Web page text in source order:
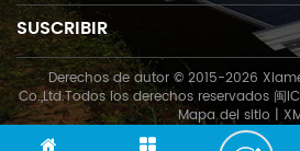
SUSCRIBIR
Derechos de autor © 2015-2026
Co.,Ltd.Todos los derechos reservados 闽
Mapa del sitio |